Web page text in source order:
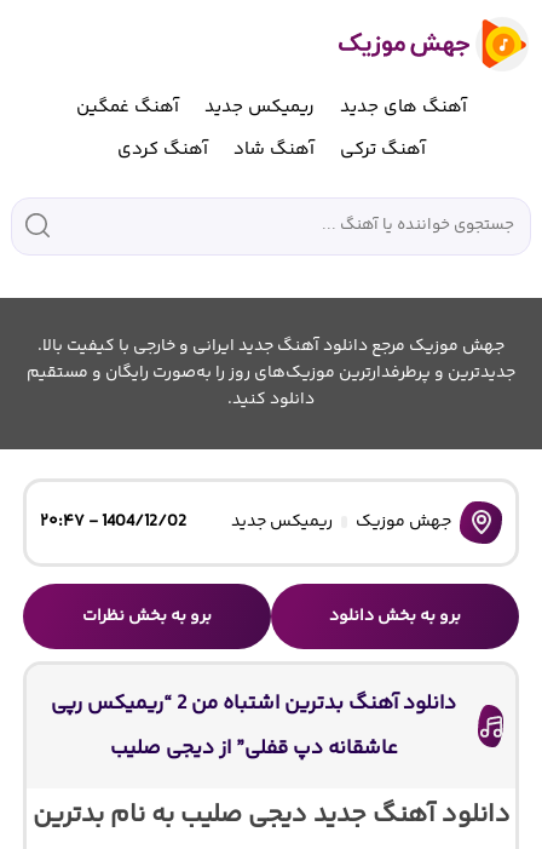
آهنگ های جدید ریمیکس جدید
آهنگ غمگین
آهنگ ترکی
آهنگ شاد آهنگ کردی
جهش موزیک مرجع دانلود آهنگ جدید ایرانی و خارجی با کیفیت بالا.
جدیدترین و پرطرفدارترین موزیک‌های روز را به‌صورت رایگان و مستقیم
دانلود کنید.
جهش موزیک ریمیکس جدید 1404/12/02 - ۲۰:۴۷
برو به بخش دانلود برو به بخش نظرات
دانلود آهنگ بدترین اشتباه من 2 “ریمیکس رپی
عاشقانه دپ قفلی” از دیجی صلیب
دانلود آهنگ جدید دیجی صلیب به نام بدترین